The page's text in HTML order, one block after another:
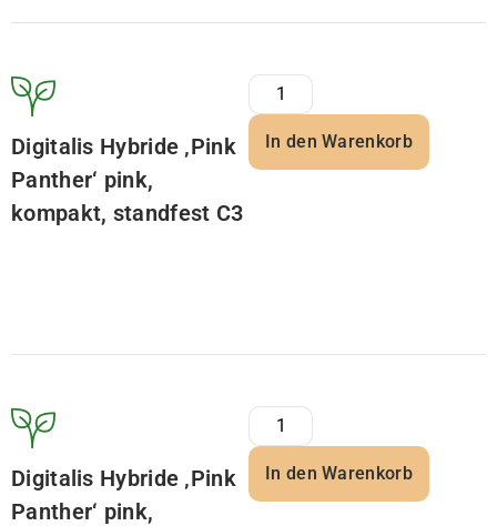
Digitalis Hybride ‚Pink
Panther‘ pink,
kompakt, standfest C3
In den Warenkorb
Digitalis Hybride ‚Pink
Panther‘ pink,
In den Warenkorb